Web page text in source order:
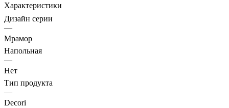
Характеристики
Дизайн серии
—
Мрамор
Напольная
—
Нет
Тип продукта
—
Decori